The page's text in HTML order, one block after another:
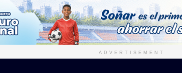
ADVERTISEMENT